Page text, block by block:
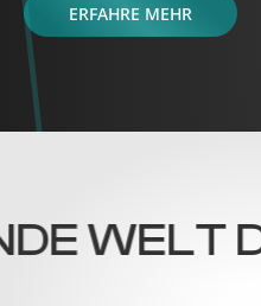
ERFAHRE MEHR
WELT